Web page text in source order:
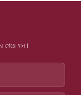
পেয়ে যান।